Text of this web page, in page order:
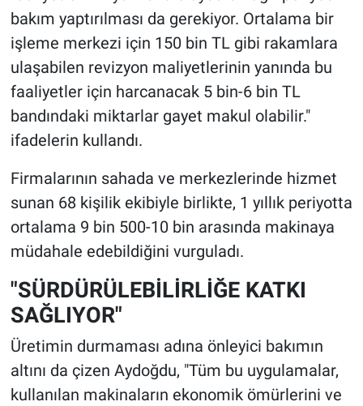
bakım yaptırılması da gerekiyor. Ortalama bir
işleme merkezi için 150 bin TL gibi rakamlara
ulaşabilen revizyon maliyetlerinin yanında bu
faaliyetler için harcanacak 5 bin-6 bin TL
bandındaki miktarlar gayet makul olabilir."
ifadelerin kullandı.
Firmalarının sahada ve merkezlerinde hizmet
sunan 68 kişilik ekibiyle birlikte, 1 yıllık periyotta
ortalama 9 bin 500-10 bin arasında makinaya
müdahale edebildiğini vurguladı.
"SÜRDÜRÜLEBİLİRLİĞE KATKI
SAĞLIYOR"
Üretimin durmaması adına önleyici bakımın
altını da çizen Aydoğdu, "Tüm bu uygulamalar,
kullanılan makinaların ekonomik ömürlerini ve